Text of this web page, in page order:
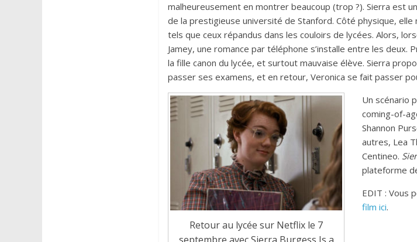
malheureusement en montrer beaucoup (trop ?). Sierra est
de la prestigieuse université de Stanford. Côté physique,
tels que ceux répandus dans les couloirs de lycées. Alors,
Jamey, une romance par téléphone s’installe entre les deux.
la fille canon du lycée, et surtout mauvaise élève. Sierra
passer ses examens, et en retour, Veronica se fait passer
Retour au lycée sur Netflix le 7
septembre avec Sierra Burgess Is a
Un scénario
coming-of-
Shannon
autres, Lea
Centineo.
plateforme
EDIT : Vous
film ici.